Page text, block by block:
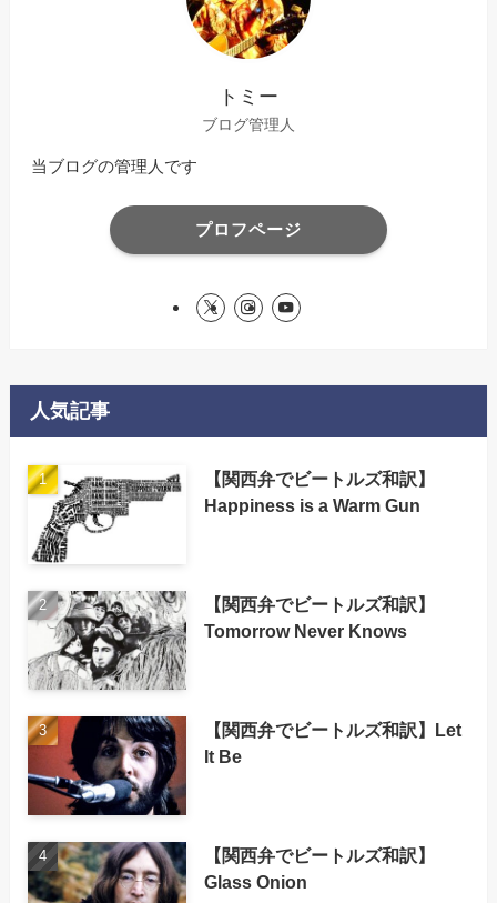
トミー
ブログ管理人
当ブログの管理人です
プロフページ
人気記事
【関西弁でビートルズ和訳】
Happiness is a Warm Gun
【関西弁でビートルズ和訳】
Tomorrow Never Knows
【関西弁でビートルズ和訳】Let
It Be
【関西弁でビートルズ和訳】
Glass Onion